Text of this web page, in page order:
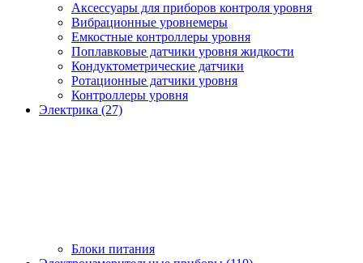
Аксессуары для приборов контроля уровня
Вибрационные уровнемеры
Емкостные контроллеры уровня
Поплавковые датчики уровня жидкости
Кондуктометрические датчики
Ротационные датчики уровня
Контроллеры уровня
Электрика (27)
Блоки питания